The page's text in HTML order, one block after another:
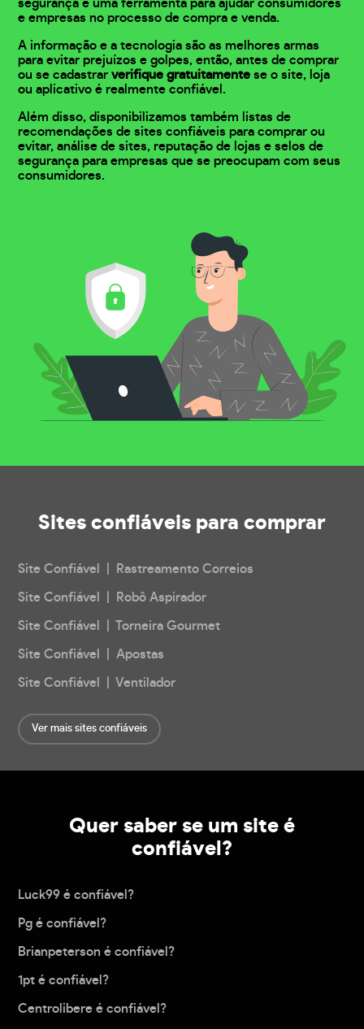
segurança e uma ferramenta para ajudar consumidores
e empresas no processo de compra e venda.
A informação e a tecnologia são as melhores armas
para evitar prejuízos e golpes, então, antes de comprar
ou se cadastrarverifique gratuitamente se o site, loja
ou aplicativo é realmente confiável.
Além disso, disponibilizamos também listas de
recomendações de sites confiáveis para comprar ou
evitar, análise de sites, reputação de lojas e selos de
segurança para empresas que se preocupam com seus
consumidores.
Sites confiáveis para comprar
Site Confiável | Rastreamento Correios
Site Confiável | Robô Aspirador
Site Confiável | Torneira Gourmet
Site Confiável | Apostas
Site Confiável | Ventilador
Ver mais sites confiáveis
Quer saber se um site é
confiável?
Luck99 é confiável?
Pg é confiável?
Brianpeterson é confiável?
1pt é confiável?
Centrolibere é confiável?